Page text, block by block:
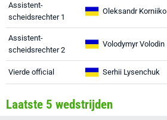
Assistent-
scheidsrechter 1
Oleksandr Korniiko
Assistent-
scheidsrechter 2
Volodymyr Volodin
Vierde official Serhii Lysenchuk
Laatste 5 wedstrijden